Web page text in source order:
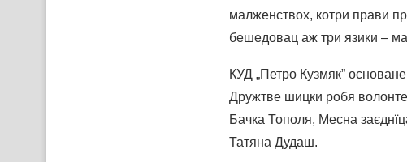
малженствох, котри прави
бешедовац аж три язики –
КУД „Петро Кузмяк”
Дружтве шицки робя
Бачка Тополя, Месна
Татяна Дудаш.